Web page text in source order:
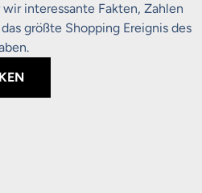
interessante Fakten, Zahlen
größte Shopping Ereignis des